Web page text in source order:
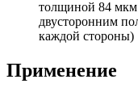
толщиной 84
двусторонним
каждой стороны)
Применение